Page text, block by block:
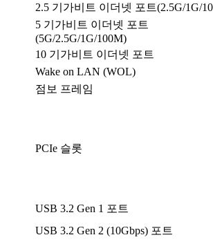
2.5 기가비트 이더넷 포트(2.5G/1G/
5 기가비트 이더넷 포트
(5G/2.5G/1G/100M)
10 기가비트 이더넷 포트
Wake on LAN (WOL)
점보 프레임
PCIe 슬롯
USB 3.2 Gen 1 포트
USB 3.2 Gen 2 (10Gbps) 포트